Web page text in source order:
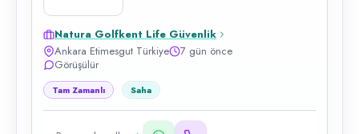
Natura Golfkent Life Güvenlik
Ankara Etimesgut Türkiye
7 gün önce
Görüşülür
Tam Zamanlı Saha